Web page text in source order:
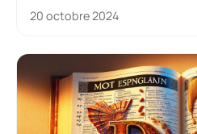
20 octobre 2024